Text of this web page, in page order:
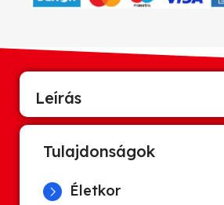
Leírás
Tulajdonságok
Életkor